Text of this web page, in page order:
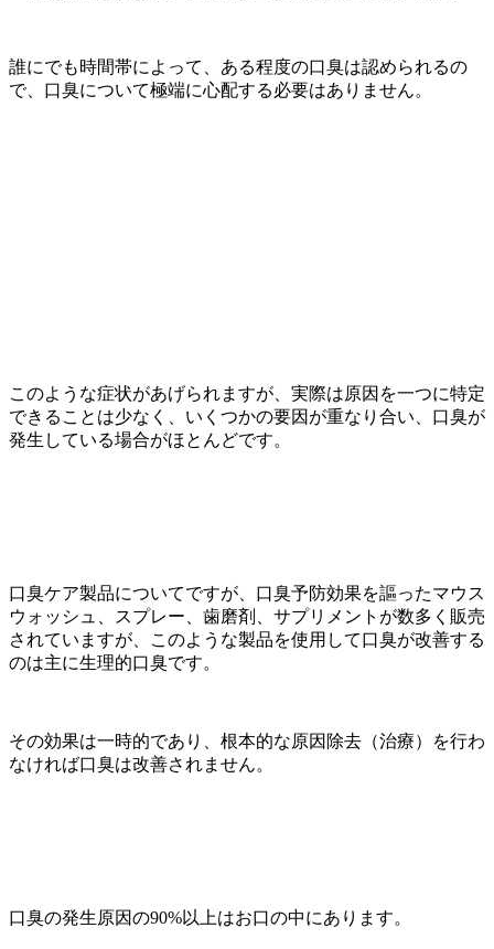
誰にでも時間帯によって、ある程度の口臭は認められるの
で、口臭について極端に心配する必要はありません。
このような症状があげられますが、実際は原因を一つに特定
できることは少なく、いくつかの要因が重なり合い、口臭が
発生している場合がほとんどです。
口臭ケア製品についてですが、口臭予防効果を謳ったマウス
ウォッシュ、スプレー、歯磨剤、サプリメントが数多く販売
されていますが、このような製品を使用して口臭が改善する
のは主に生理的口臭です。
その効果は一時的であり、根本的な原因除去（治療）を行わ
なければ口臭は改善されません。
口臭の発生原因の90%以上はお口の中にあります。